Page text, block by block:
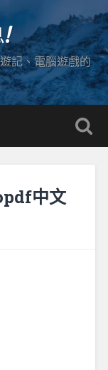
!
記、電腦遊戲的
中文